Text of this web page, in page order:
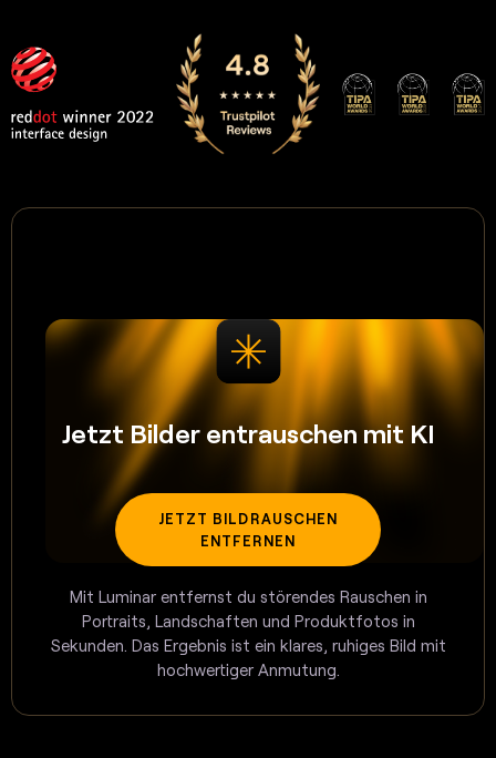
Jetzt Bilder entrauschen mit KI
JETZT BILDRAUSCHEN
ENTFERNEN
Mit Luminar entfernst du störendes Rauschen in
Portraits, Landschaften und Produktfotos in
Sekunden. Das Ergebnis ist ein klares, ruhiges Bild mit
hochwertiger Anmutung.